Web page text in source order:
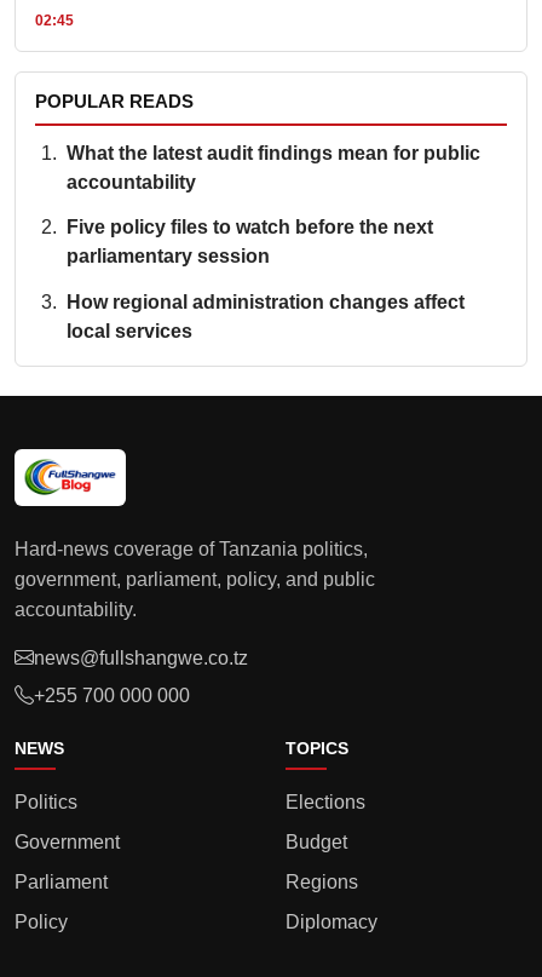
02:45
POPULAR READS
What the latest audit findings mean for public
accountability
Five policy files to watch before the next
parliamentary session
How regional administration changes affect
local services
Hard-news coverage of Tanzania politics,
government, parliament, policy, and public
accountability.
news@fullshangwe.co.tz
+255 700 000 000
NEWS
Politics
Government
Parliament
Policy
TOPICS
Elections
Budget
Regions
Diplomacy